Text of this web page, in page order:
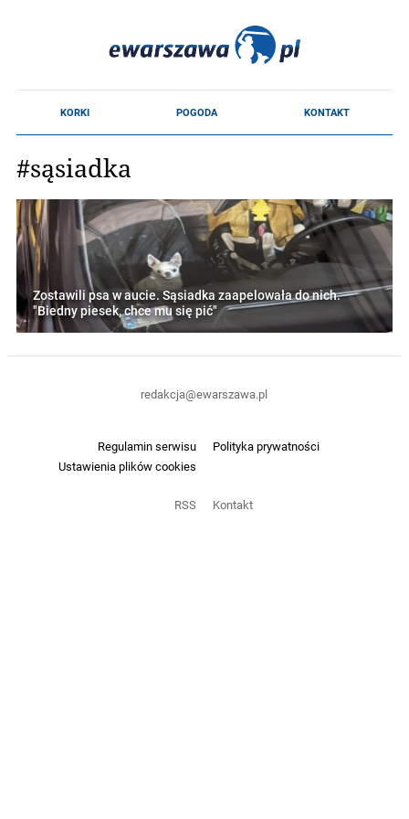
#sąsiadka
Zostawili psa w aucie. Sąsiadka zaapelowała do nich.
"Biedny piesek, chce mu się pić"
Regulamin serwisu
Polityka prywatności
Ustawienia plików cookies
RSS Kontakt
redakcja@ewarszawa.pl